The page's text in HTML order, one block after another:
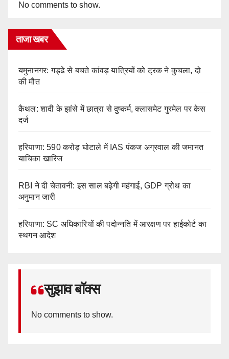
No comments to show.
ताजा खबर
यमुनानगर: गड्ढे से बचते कांवड़ यात्रियों को ट्रक ने कुचला, दो
की मौत
कैथल: शादी के झांसे में छात्रा से दुष्कर्म, क्लासमेट गुरमेल पर केस
दर्ज
हरियाणा: 590 करोड़ घोटाले में IAS पंकज अग्रवाल की जमानत
याचिका खारिज
RBI ने दी चेतावनी: इस साल बढ़ेगी महंगाई, GDP ग्रोथ का
अनुमान जारी
हरियाणा: SC अधिकारियों की पदोन्नति में आरक्षण पर हाईकोर्ट का
स्थगन आदेश
सुझाव बॉक्स
No comments to show.